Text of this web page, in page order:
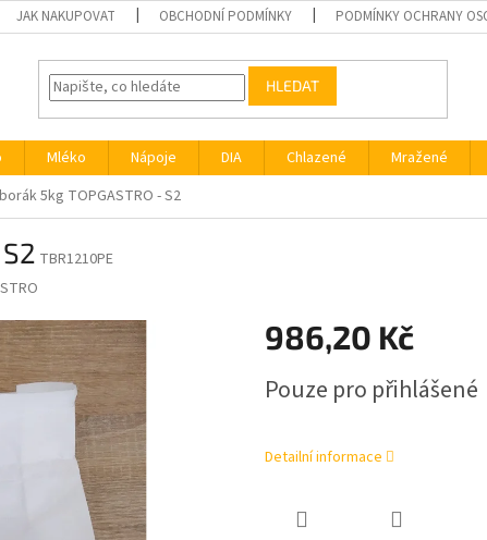
JAK NAKUPOVAT OBCHODNÍ PODMÍNKY PODMÍNKY OCHRANY
HLEDAT
Mléko Nápoje DIA Chlazené Mražené
5kg TOPGASTRO - S2
TBR1210PE
986,20 Kč
cena:
Pouze pro přihlášené
Detailní informace